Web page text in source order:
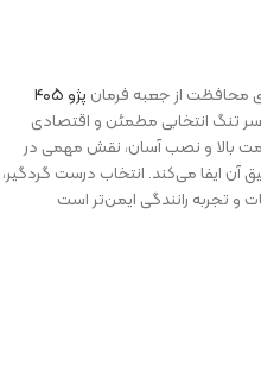
محافظت از جعبه فرمان پژو ۴۰۵
جعبه فرمان پژو ۴۰۵ یک سر تنگ انتخابی مطمئن و اقتصادی
بالا و نصب آسان، نقش مهمی در
ایفا می‌کند. انتخاب درست گردگیر،
و تجربه رانندگی ایمن‌تر است